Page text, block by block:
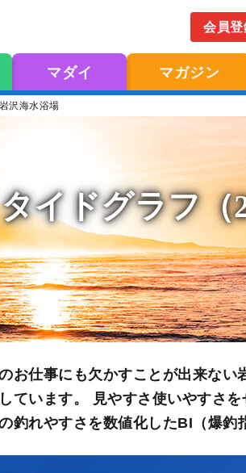
会員登
マダイ マガジン
岩沢海水浴場
イドグラフ（
お仕事にも欠かすことが出来ない
います。 見やすさ使いやすさを
釣れやすさを数値化したBI（爆釣